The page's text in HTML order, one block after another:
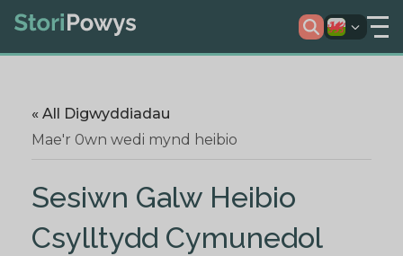
« All Digwyddiadau
Mae'r 0wn wedi mynd heibio
Sesiwn Galw Heibio
Csylltydd Cymunedol